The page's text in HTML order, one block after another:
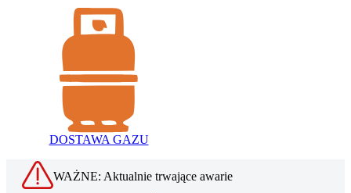
DOSTAWA GAZU
WAŻNE: Aktualnie trwające awarie